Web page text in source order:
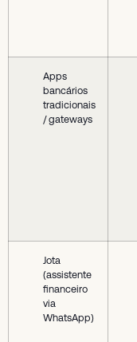
Apps
bancários
tradicionais
/ gateways
Jota
(assistente
financeiro
via
WhatsApp)